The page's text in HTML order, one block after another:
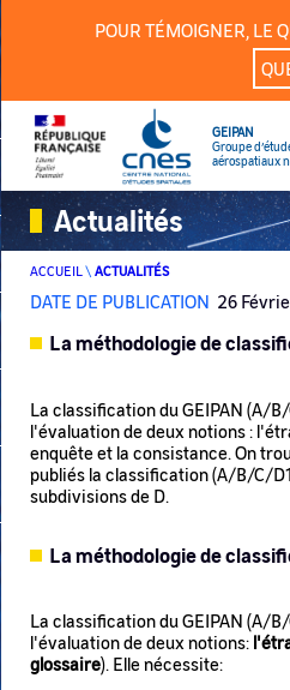
Panneau de gestion des cookies
POUR TÉMOIGNER, LE
GEIPAN
Groupe
aérospatiaux
Actualités
ACCUEIL\ ACTUALITÉS
DATE DE PUBLICATION 26
La méthodologie de
La classification du GEIPAN (A/
l'évaluation de deux notions :
enquête et la consistance. On
publiés la classification (A/B/C/
subdivisions de D.
La méthodologie de
La classification du GEIPAN (A/
l'évaluation de deux notions:
glossaire). Elle nécessite: